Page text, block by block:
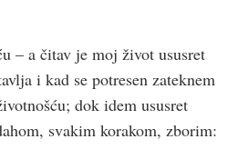
– a čitav je moj život ususret
i kad se potresen zateknem
dok idem ususret
svakim korakom, zborim: